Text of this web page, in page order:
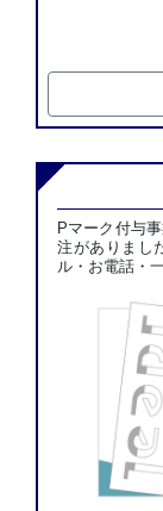
Pマーク付与
注がありまし
ル・お電話・